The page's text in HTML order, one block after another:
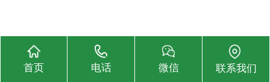
首页 电话 微信 联系我们